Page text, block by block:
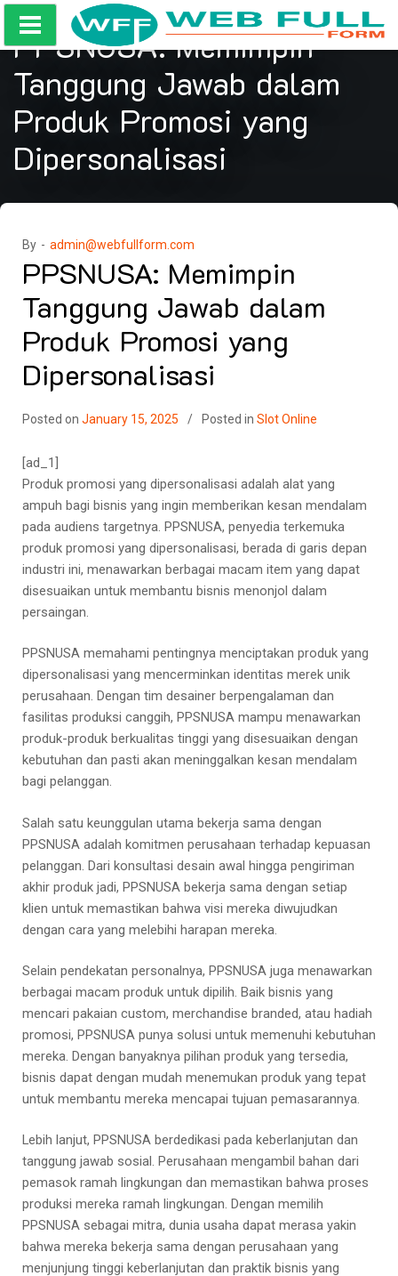
Skip
content
PPSNUSA: Memimpin
Tanggung Jawab dalam
Produk Promosi yang
Dipersonalisasi
By - admin@webfullform.com
PPSNUSA: Memimpin
Tanggung Jawab dalam
Produk Promosi yang
Dipersonalisasi
Posted on January 15, 2025 Posted in Slot Online
[ad_1]
Produk promosi yang dipersonalisasi adalah alat yang
ampuh bagi bisnis yang ingin memberikan kesan mendalam
pada audiens targetnya. PPSNUSA, penyedia terkemuka
produk promosi yang dipersonalisasi, berada di garis depan
industri ini, menawarkan berbagai macam item yang dapat
disesuaikan untuk membantu bisnis menonjol dalam
persaingan.
PPSNUSA memahami pentingnya menciptakan produk yang
dipersonalisasi yang mencerminkan identitas merek unik
perusahaan. Dengan tim desainer berpengalaman dan
fasilitas produksi canggih, PPSNUSA mampu menawarkan
produk-produk berkualitas tinggi yang disesuaikan dengan
kebutuhan dan pasti akan meninggalkan kesan mendalam
bagi pelanggan.
Salah satu keunggulan utama bekerja sama dengan
PPSNUSA adalah komitmen perusahaan terhadap kepuasan
pelanggan. Dari konsultasi desain awal hingga pengiriman
akhir produk jadi, PPSNUSA bekerja sama dengan setiap
klien untuk memastikan bahwa visi mereka diwujudkan
dengan cara yang melebihi harapan mereka.
Selain pendekatan personalnya, PPSNUSA juga menawarkan
berbagai macam produk untuk dipilih. Baik bisnis yang
mencari pakaian custom, merchandise branded, atau hadiah
promosi, PPSNUSA punya solusi untuk memenuhi kebutuhan
mereka. Dengan banyaknya pilihan produk yang tersedia,
bisnis dapat dengan mudah menemukan produk yang tepat
untuk membantu mereka mencapai tujuan pemasarannya.
Lebih lanjut, PPSNUSA berdedikasi pada keberlanjutan dan
tanggung jawab sosial. Perusahaan mengambil bahan dari
pemasok ramah lingkungan dan memastikan bahwa proses
produksi mereka ramah lingkungan. Dengan memilih
PPSNUSA sebagai mitra, dunia usaha dapat merasa yakin
bahwa mereka bekerja sama dengan perusahaan yang
menjunjung tinggi keberlanjutan dan praktik bisnis yang